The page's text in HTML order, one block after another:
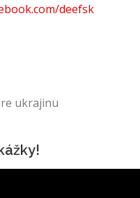
deefsk
ukrajinu